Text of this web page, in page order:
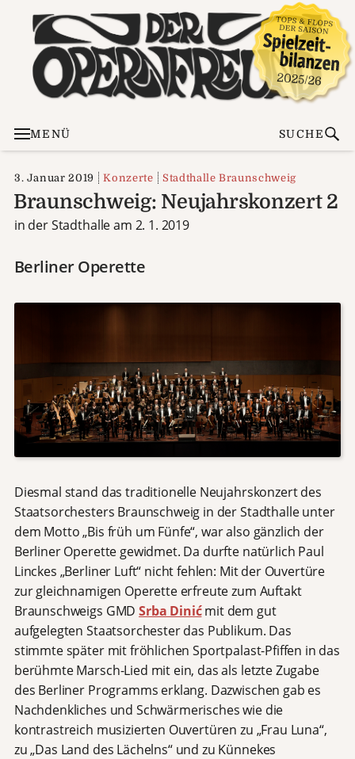
MENÜ SUCHE
3. Januar 2019 Konzerte Stadthalle Braunschweig
Braunschweig: Neujahrskonzert 2
in der Stadthalle am 2. 1. 2019
Berliner Operette
Diesmal stand das traditionelle Neujahrskonzert des
Staatsorchesters Braunschweig in der Stadthalle unter
dem Motto „Bis früh um Fünfe“, war also gänzlich der
Berliner Operette gewidmet. Da durfte natürlich Paul
Linckes „Berliner Luft“ nicht fehlen: Mit der Ouvertüre
zur gleichnamigen Operette erfreute zum Auftakt
Braunschweigs GMDSrba Dinić mit dem gut
aufgelegten Staatsorchester das Publikum. Das
stimmte später mit fröhlichen Sportpalast-Pfiffen in das
berühmte Marsch-Lied mit ein, das als letzte Zugabe
des Berliner Programms erklang. Dazwischen gab es
Nachdenkliches und Schwärmerisches wie die
kontrastreich musizierten Ouvertüren zu „Frau Luna“,
zu „Das Land des Lächelns“ und zu Künnekes